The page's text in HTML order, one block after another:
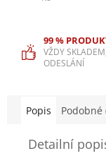
99 %
VŽDY
ODESLÁNÍ
Popis Podobné
Detailní